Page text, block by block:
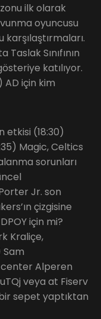
ilk olarak
oyuncusu
Sınıfının
katılıyor.
AD için kim
etkisi (18:30)
Magic, Celtics
sorunları
Jr. son
çizgisine
için mi?
Kraliçe,
Sam
center Alperen
veya at Fiserv
sepet yaptıktan